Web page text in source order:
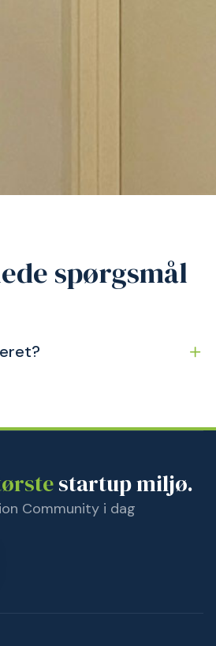
spørgsmål
startup miljø.
Community i dag